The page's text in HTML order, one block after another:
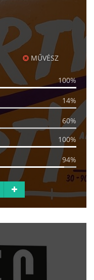
MŰVÉSZ
100%
14%
60%
100%
94%